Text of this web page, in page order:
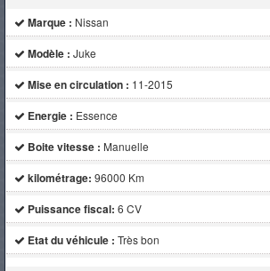
Marque : Nissan
Modèle : Juke
Mise en circulation : 11-2015
Energie : Essence
Boite vitesse : Manuelle
kilométrage: 96000 Km
Puissance fiscal: 6 CV
Etat du véhicule : Très bon